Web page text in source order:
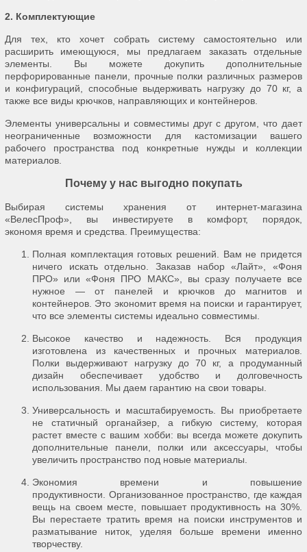
2. Комплектующие
Для тех, кто хочет собрать систему самостоятельно или
расширить имеющуюся, мы предлагаем заказать отдельные
элементы. Вы можете докупить дополнительные
перфорированные панели, прочные полки различных размеров
и конфигураций, способные выдерживать нагрузку до 70 кг, а
также все виды крючков, направляющих и контейнеров.
Элементы универсальны и совместимы друг с другом, что дает
неограниченные возможности для кастомизации вашего
рабочего пространства под конкретные нужды и коллекции
материалов.
Почему у нас выгодно покупать
Выбирая системы хранения от интернет-магазина
«ВелесПроф», вы инвестируете в комфорт, порядок,
экономя время и средства. Преимущества:
Полная комплектация готовых решений. Вам не придется
ничего искать отдельно. Заказав набор «Лайт», «Фоня
ПРО» или «Фоня ПРО МАКС», вы сразу получаете все
нужное — от панелей и крючков до магнитов и
контейнеров. Это экономит время на поиски и гарантирует,
что все элементы системы идеально совместимы.
Высокое качество и надежность. Вся продукция
изготовлена из качественных и прочных материалов.
Полки выдерживают нагрузку до 70 кг, а продуманный
дизайн обеспечивает удобство и долговечность
использования. Мы даем гарантию на свои товары.
Универсальность и масштабируемость. Вы приобретаете
не статичный органайзер, а гибкую систему, которая
растет вместе с вашим хобби: вы всегда можете докупить
дополнительные панели, полки или аксессуары, чтобы
увеличить пространство под новые материалы.
Экономия времени и повышение
продуктивности. Организованное пространство, где каждая
вещь на своем месте, повышает продуктивность на 30%.
Вы перестаете тратить время на поиски инструментов и
разматывание ниток, уделяя больше времени именно
творчеству.